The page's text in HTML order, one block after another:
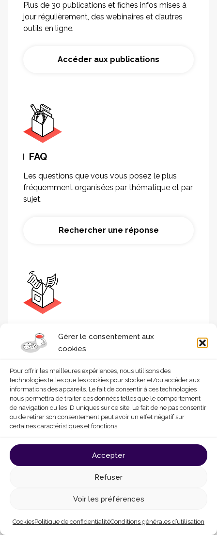
Gérer le consentement aux
cookies
Pour offrir les meilleures expériences, nous utilisons des
technologies telles que les cookies pour stocker et/ou accéder aux
informations des appareils. Le fait de consentir à ces technologies
nous permettra de traiter des données telles que le comportement
de navigation ou les ID uniques sur ce site. Le fait de ne pas consentir
ou de retirer son consentement peut avoir un effet négatif sur
certaines caractéristiques et fonctions.
Accepter
Refuser
Voir les préférences
CookiesPolitique de confidentialitéConditions générales d’utilisation
Plus de 30 publications et fiches infos mises à
jour régulièrement, des webinaires et d’autres
outils en ligne.
Accéder aux publications
FAQ
Les questions que vous vous posez le plus
fréquemment organisées par thématique et par
sujet.
Rechercher une réponse
Homegrade vous conseille et vous
rénovation de votre logement privé.
Consulter les services
Vous avez un projet de rénovation, vous ne